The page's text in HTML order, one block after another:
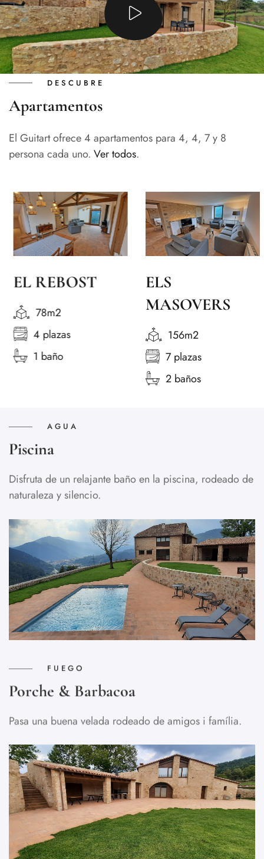
DESCUBRE
Apartamentos
El Guitart ofrece 4 apartamentos para 4, 4, 7 y 8
persona cada uno. Ver todos.
EL REBOST
78m2
4 plazas
1 baño
ELS
MASOVERS
156m2
7 plazas
2 baños
AGUA
Piscina
Disfruta de un relajante baño en la piscina, rodeado de
naturaleza y silencio.
FUEGO
Porche & Barbacoa
Pasa una buena velada rodeado de amigos i família.